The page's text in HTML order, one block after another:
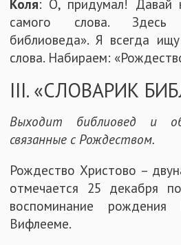
Коля: О, придумал! Давай
самого слова. Здесь
библиоведа». Я всегда
слова. Набираем:
III. «СЛОВАРИК
Выходит библиовед и
связанные с Рождеством.
Рождество Христово –
отмечается 25 декабря
воспоминание
Вифлееме.